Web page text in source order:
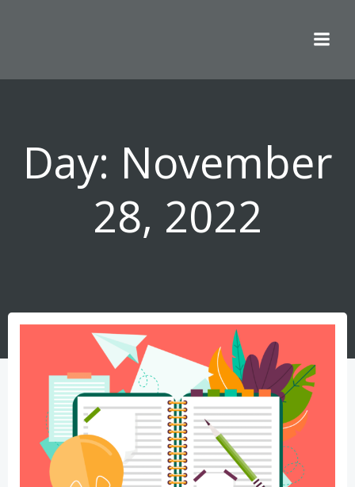
Day: November
28, 2022